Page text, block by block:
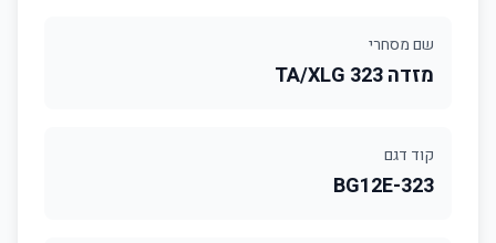
שם מסחרי
מזדה 323 TA/XLG
קוד דגם
323-BG12E